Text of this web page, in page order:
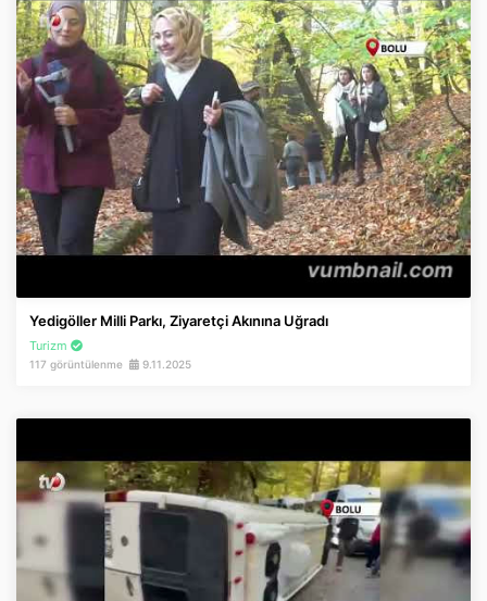
Yedigöller Milli Parkı, Ziyaretçi Akınına Uğradı
Turizm
117 görüntülenme 9.11.2025